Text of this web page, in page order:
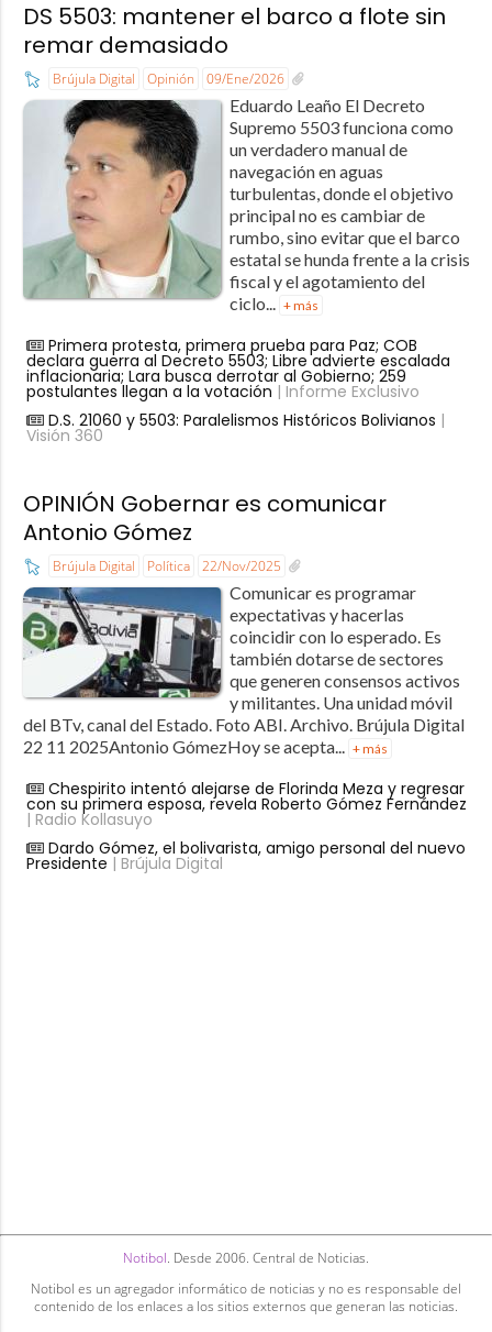
DS 5503: mantener el barco a flote sin
remar demasiado
Brújula Digital Opinión 09/Ene/2026
Eduardo Leaño El Decreto
Supremo 5503 funciona como
un verdadero manual de
navegación en aguas
turbulentas, donde el objetivo
principal no es cambiar de
rumbo, sino evitar que el barco
estatal se hunda frente a la crisis
fiscal y el agotamiento del
ciclo... + más
Primera protesta, primera prueba para Paz; COB
declara guerra al Decreto 5503; Libre advierte escalada
inflacionaria; Lara busca derrotar al Gobierno; 259
postulantes llegan a la votación | Informe Exclusivo
D.S. 21060 y 5503: Paralelismos Históricos Bolivianos |
Visión 360
OPINIÓN Gobernar es comunicar
Antonio Gómez
Brújula Digital Política 22/Nov/2025
Comunicar es programar
expectativas y hacerlas
coincidir con lo esperado. Es
también dotarse de sectores
que generen consensos activos
y militantes. Una unidad móvil
del BTv, canal del Estado. Foto ABI. Archivo. Brújula Digital
22 11 2025Antonio GómezHoy se acepta... + más
Chespirito intentó alejarse de Florinda Meza y regresar
con su primera esposa, revela Roberto Gómez Fernández
| Radio Kollasuyo
Dardo Gómez, el bolivarista, amigo personal del nuevo
Presidente | Brújula Digital
Notibol. Desde 2006. Central de Noticias.
Notibol es un agregador informático de noticias y no es responsable del
contenido de los enlaces a los sitios externos que generan las noticias.